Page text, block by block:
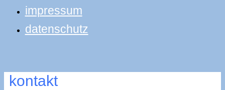
impressum
datenschutz
kontakt